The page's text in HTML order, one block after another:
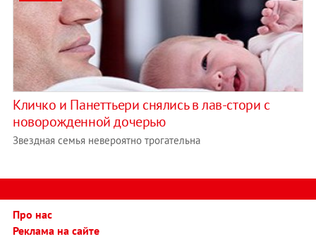
Кличко и Панеттьери снялись в лав-стори с
новорожденной дочерью
Звездная семья невероятно трогательна
Про нас
Реклама на сайте